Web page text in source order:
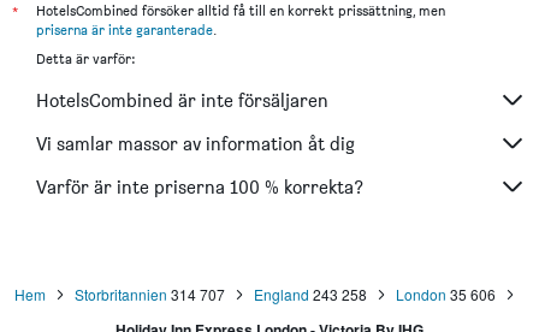
*
HotelsCombined försöker alltid få till en korrekt prissättning, men
priserna är inte garanterade.
Detta är varför:
HotelsCombined är inte försäljaren
Vi samlar massor av information åt dig
Varför är inte priserna 100 % korrekta?
Hem Storbritannien 314 707 England 243 258 London 35 606